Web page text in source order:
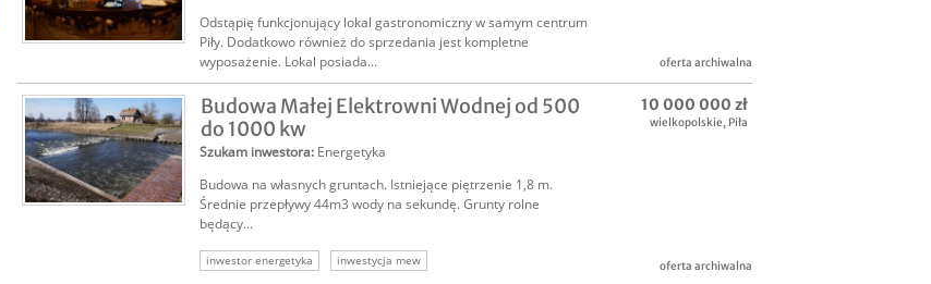
Odstąpię funkcjonujący lokal gastronomiczny w samym centrum
Piły. Dodatkowo również do sprzedania jest kompletne
wyposażenie. Lokal posiada...
oferta archiwalna
Budowa Małej Elektrowni Wodnej od 500
do 1000 kw
Szukam inwestora: Energetyka
Budowa na własnych gruntach. Istniejące piętrzenie 1,8 m.
Średnie przepływy 44m3 wody na sekundę. Grunty rolne
będący...
inwestor energetyka
inwestycja mew
10 000 000 zł
wielkopolskie, Piła
oferta archiwalna